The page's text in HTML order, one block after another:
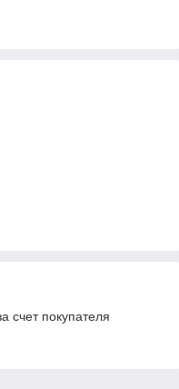
счет покупателя